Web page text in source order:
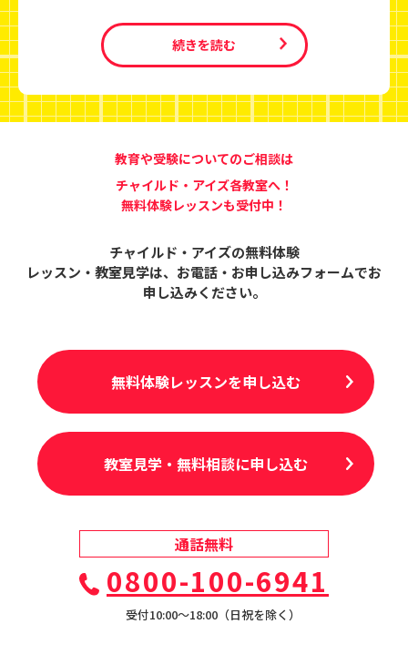
続きを読む
教育や受験についてのご相談は
チャイルド・アイズ各教室へ！
無料体験レッスンも受付中！
チャイルド・アイズの無料体験
レッスン・教室見学は、 お電話・お申し込みフォームでお
申し込みください。
無料体験レッスンを申し込む
教室見学・無料相談に申し込む
通話無料
0800-100-6941
受付10:00〜18:00（日祝を除く）